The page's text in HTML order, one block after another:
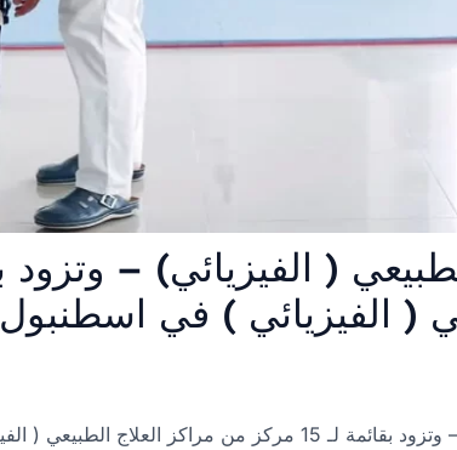
( الفيزيائي ) في اسطنبول
( الفيزيائي ) في اسطنبول